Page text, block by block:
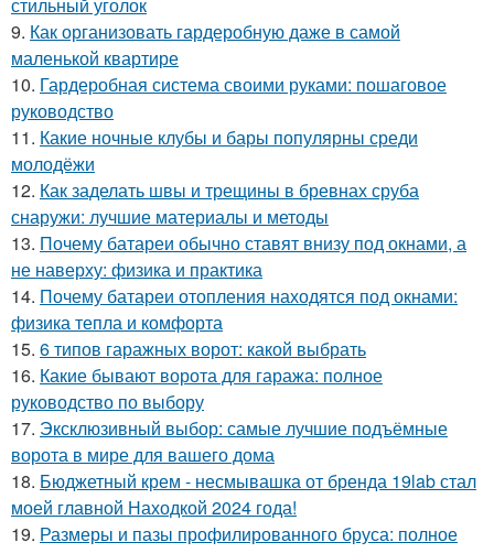
9. Как организовать гардеробную даже в самой
маленькой квартире
10. Гардеробная система своими руками: пошаговое
руководство
11. Какие ночные клубы и бары популярны среди
молодёжи
12. Как заделать швы и трещины в бревнах сруба
снаружи: лучшие материалы и методы
13. Почему батареи обычно ставят внизу под окнами, а
не наверху: физика и практика
14. Почему батареи отопления находятся под окнами:
физика тепла и комфорта
15. 6 типов гаражных ворот: какой выбрать
16. Какие бывают ворота для гаража: полное
руководство по выбору
17. Эксклюзивный выбор: самые лучшие подъёмные
ворота в мире для вашего дома
18. Бюджетный крем - несмывашка от бренда 19lab стал
моей главной Находкой 2024 года!
19. Размеры и пазы профилированного бруса: полное